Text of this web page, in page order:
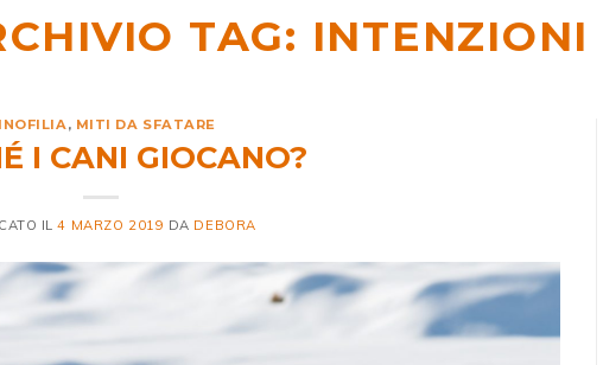
TAG: INTENZIONI
, MITI DA SFATARE
I CANI GIOCANO?
IL4 MARZO 2019 DA DEBORA